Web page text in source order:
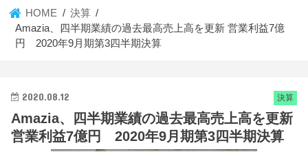
HOME
決算
Amazia、四半期業績の過去最高売上高を更新 営業利益7億
円 2020年9月期第3四半期決算
決算
2020.08.12
Amazia、四半期業績の過去最高売上高を更新
営業利益7億円 2020年9月期第3四半期決算